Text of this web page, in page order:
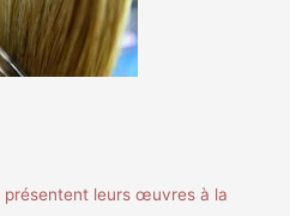
présentent leurs œuvres à la